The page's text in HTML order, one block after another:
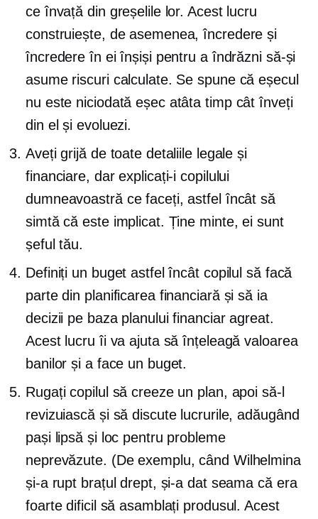
ce învață din greșelile lor. Acest lucru
construiește, de asemenea, încredere și
încredere în ei înșiși pentru a îndrăzni să-și
asume riscuri calculate. Se spune că eșecul
nu este niciodată eșec atâta timp cât înveți
din el și evoluezi.
Aveți grijă de toate detaliile legale și
financiare, dar explicați-i copilului
dumneavoastră ce faceți, astfel încât să
simtă că este implicat. Ține minte, ei sunt
șeful tău.
Definiți un buget astfel încât copilul să facă
parte din planificarea financiară și să ia
decizii pe baza planului financiar agreat.
Acest lucru îi va ajuta să înțeleagă valoarea
banilor și a face un buget.
Rugați copilul să creeze un plan, apoi să-l
revizuiască și să discute lucrurile, adăugând
pași lipsă și loc pentru probleme
neprevăzute. (De exemplu, când Wilhelmina
și-a rupt brațul drept, și-a dat seama că era
foarte dificil să asamblați produsul. Acest